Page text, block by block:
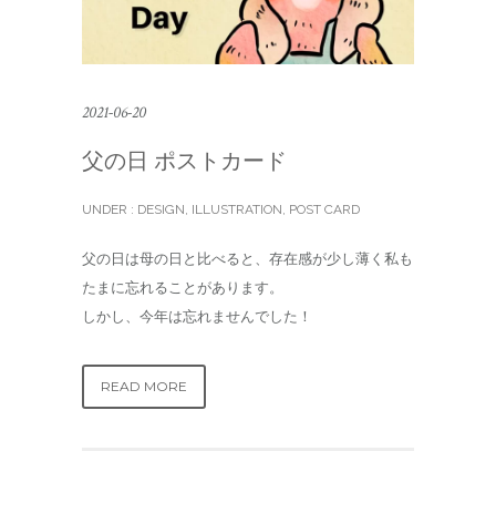
2021-06-20
父の日 ポストカード
UNDER : DESIGN ILLUSTRATION POST CARD
父の日は母の日と比べると、存在感が少し薄く私も
たまに忘れることがあります。
しかし、今年は忘れませんでした！
READ MORE